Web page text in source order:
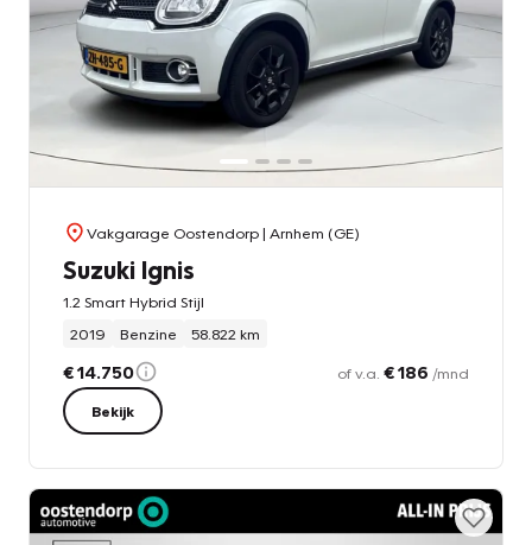
Vakgarage Oostendorp| Arnhem (GE)
Suzuki Ignis
1.2 Smart Hybrid Stijl
2019
Benzine 58.822 km
€ 14.750 of v.a. € 186 /mnd
Bekijk